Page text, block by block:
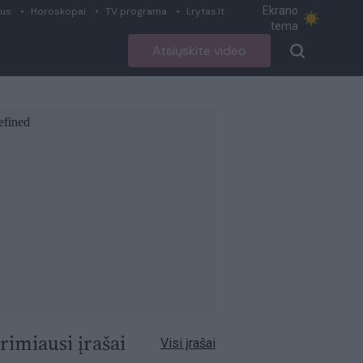
Horoskopai TV programa Lrytas.lt
Ekrano
tema
Atsiųskite video
įrašai Visi įrašai